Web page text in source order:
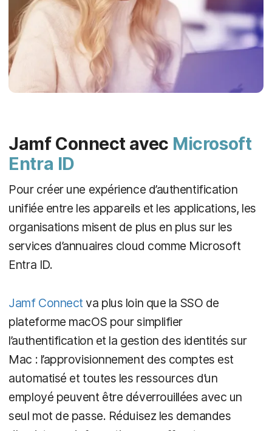
Jamf Connect avec Microsoft
Entra ID
Pour créer une expérience d’authentification
unifiée entre les appareils et les applications, les
organisations misent de plus en plus sur les
services d’annuaires cloud comme Microsoft
Entra ID.
Jamf Connect va plus loin que la SSO de
plateforme macOS pour simplifier
l’authentification et la gestion des identités sur
Mac : l’approvisionnement des comptes est
automatisé et toutes les ressources d’un
employé peuvent être déverrouillées avec un
seul mot de passe. Réduisez les demandes